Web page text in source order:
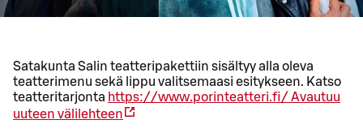
Satakunta Salin teatteripakettiin sisältyy alla oleva
teatterimenu sekä lippu valitsemaasi esitykseen. Katso
teatteritarjonta https://www.porinteatteri.fi/ Avautuu
uuteen välilehteen